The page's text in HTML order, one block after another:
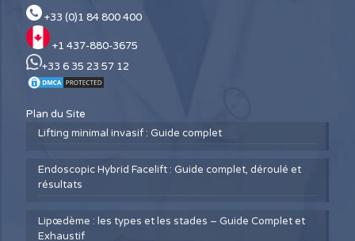
+33 (0)1 84 800 400
+1 437-880-3675
+33 6 35 23 57 12
Plan du Site
Lifting minimal invasif : Guide complet
Endoscopic Hybrid Facelift : Guide complet, déroulé et
résultats
Lipœdème : les types et les stades – Guide Complet et
Exhaustif